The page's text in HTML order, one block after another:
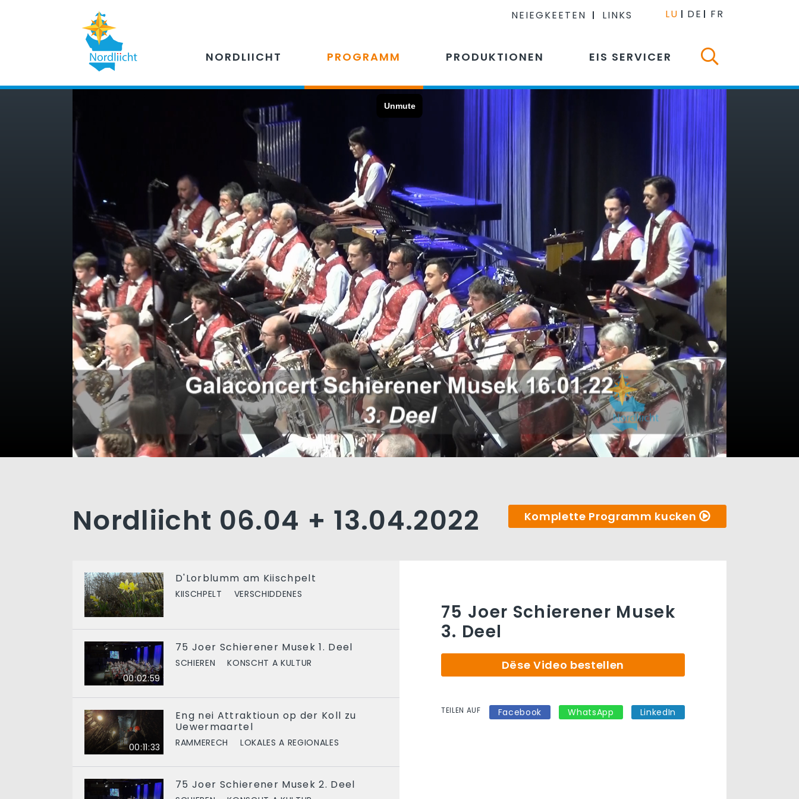
NEIEGKEETEN LINKS LU DE FR
NORDLIICHT PROGRAMM PRODUKTIONEN EIS SERVICER
Nordliicht 06.04 + 13.04.2022 Komplette Programm kucken
D'Lorblumm am Kiischpelt
KIISCHPELT VERSCHIDDENES
00:02:59
75 Joer Schierener Musek 1. Deel
SCHIEREN KONSCHT A KULTUR
00:11:33
Eng nei Attraktioun op der Koll zu
Uewermaartel
RAMMERECH LOKALES A REGIONALES
75 Joer Schierener Musek 2. Deel
75 Joer Schierener Musek
3. Deel
Dëse Video bestellen
TEILEN AUF Facebook WhatsApp LinkedIn